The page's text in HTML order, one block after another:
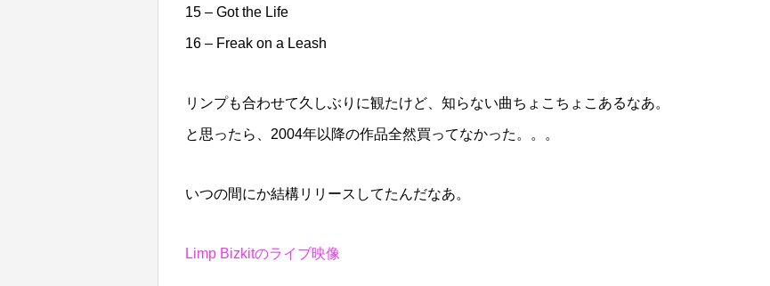
15 – Got the Life
16 – Freak on a Leash
リンプも合わせて久しぶりに観たけど、知らない曲ちょこちょこあるなあ。
と思ったら、2004年以降の作品全然買ってなかった。。。
いつの間にか結構リリースしてたんだなあ。
Limp Bizkitのライブ映像